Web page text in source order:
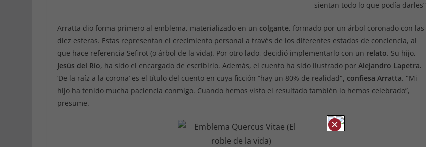
sientan todo lo que podía darles”
Arratta dio forma primero al emblema, materializado en un colgante, formado por un árbol coronado con las
diez esferas. Estas representan el crecimiento personal a través de los diferentes estados de conciencia, al
que hace referencia Sefirot (o árbol de la vida). Por otro lado, decidió implementarlo con un relato. Su hijo,
Jesús del Río, ha sido el encargado de escribirlo. Además, el cuento ha sido ilustrado porAlejandro Lapetra.
‘De la raíz a la corona’ es el título del cuento en cuya ficción “hay un 80% de realidad”, confiesa Arratta. “Mi
hijo ha tenido mucha paciencia conmigo. Cuando hemos visto el resultado también lo hemos celebrado”,
presume.
×